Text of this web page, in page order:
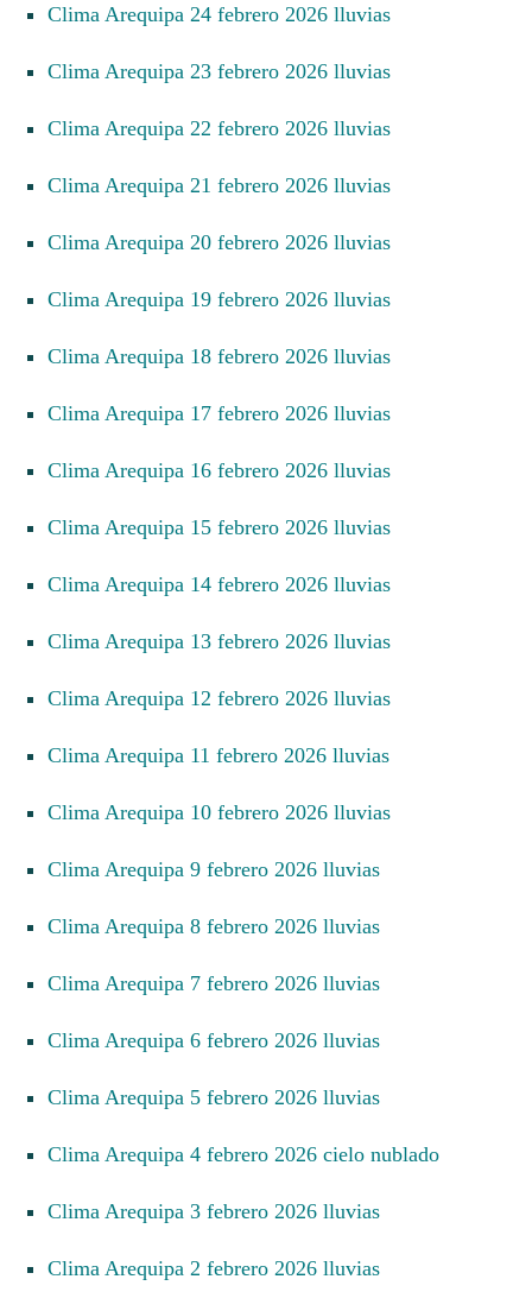
Clima Arequipa 24 febrero 2026 lluvias
Clima Arequipa 23 febrero 2026 lluvias
Clima Arequipa 22 febrero 2026 lluvias
Clima Arequipa 21 febrero 2026 lluvias
Clima Arequipa 20 febrero 2026 lluvias
Clima Arequipa 19 febrero 2026 lluvias
Clima Arequipa 18 febrero 2026 lluvias
Clima Arequipa 17 febrero 2026 lluvias
Clima Arequipa 16 febrero 2026 lluvias
Clima Arequipa 15 febrero 2026 lluvias
Clima Arequipa 14 febrero 2026 lluvias
Clima Arequipa 13 febrero 2026 lluvias
Clima Arequipa 12 febrero 2026 lluvias
Clima Arequipa 11 febrero 2026 lluvias
Clima Arequipa 10 febrero 2026 lluvias
Clima Arequipa 9 febrero 2026 lluvias
Clima Arequipa 8 febrero 2026 lluvias
Clima Arequipa 7 febrero 2026 lluvias
Clima Arequipa 6 febrero 2026 lluvias
Clima Arequipa 5 febrero 2026 lluvias
Clima Arequipa 4 febrero 2026 cielo nublado
Clima Arequipa 3 febrero 2026 lluvias
Clima Arequipa 2 febrero 2026 lluvias